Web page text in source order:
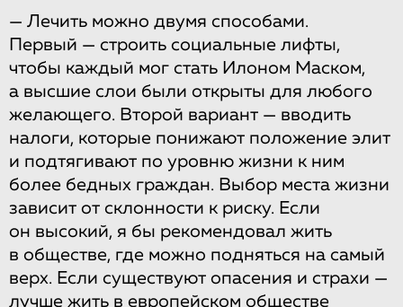
— Лечить можно двумя способами.
Первый — строить социальные лифты,
чтобы каждый мог стать Илоном Маском,
а высшие слои были открыты для любого
желающего. Второй вариант — вводить
налоги, которые понижают положение элит
и подтягивают по уровню жизни к ним
более бедных граждан. Выбор места жизни
зависит от склонности к риску. Если
он высокий, я бы рекомендовал жить
в обществе, где можно подняться на самый
верх. Если существуют опасения и страхи —
лучше жить в европейском обществе